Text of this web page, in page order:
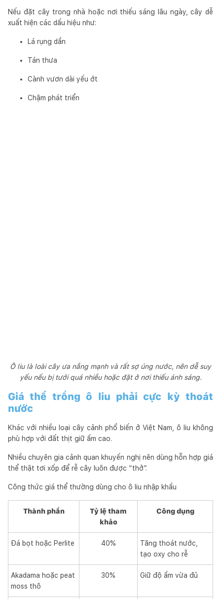
Nếu đặt cây trong nhà hoặc nơi thiếu sáng lâu ngày, cây dễ
xuất hiện các dấu hiệu như:
Lá rụng dần
Tán thưa
Cành vươn dài yếu ớt
Chậm phát triển
Ô liu là loài cây ưa nắng mạnh và rất sợ úng nước, nên dễ suy
yếu nếu bị tưới quá nhiều hoặc đặt ở nơi thiếu ánh sáng.
Giá thể trồng ô liu phải cực kỳ thoát
nước
Khác với nhiều loại cây cảnh phổ biến ở Việt Nam, ô liu không
phù hợp với đất thịt giữ ẩm cao.
Nhiều chuyên gia cảnh quan khuyến nghị nên dùng hỗn hợp giá
thể thật tơi xốp để rễ cây luôn được “thở”.
Công thức giá thể thường dùng cho ô liu nhập khẩu
Thành phần
Tỷ lệ tham
khảo
Công dụng
Đá bọt hoặc Perlite 40%
Tăng thoát nước,
tạo oxy cho rễ
Akadama hoặc peat
moss thô
30% Giữ độ ẩm vừa đủ